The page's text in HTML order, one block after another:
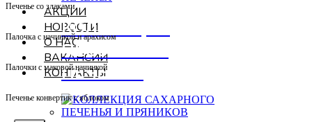
АКЦИИ
НОВОСТИ
О НАС
ВАКАНСИИ
КОНТАКТЫ
КОЛЛЕКЦИЯ
ПЕСОЧНОГО
ПЕЧЕНЬЯ
Печенье со злаками
Палочка с начинкой и арахисом
Палочки с маковой начинкой
Печенье конвертик с яблоком